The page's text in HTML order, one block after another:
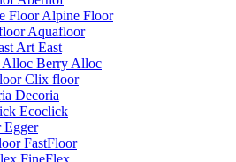
Alpine Floor
Aquafloor
Art East
Berry Alloc
Clix floor
Decoria
Ecoclick
Egger
FastFloor
FineFlex